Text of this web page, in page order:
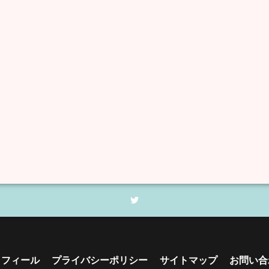
ィール プライバシーポリシー サイトマップ お問い